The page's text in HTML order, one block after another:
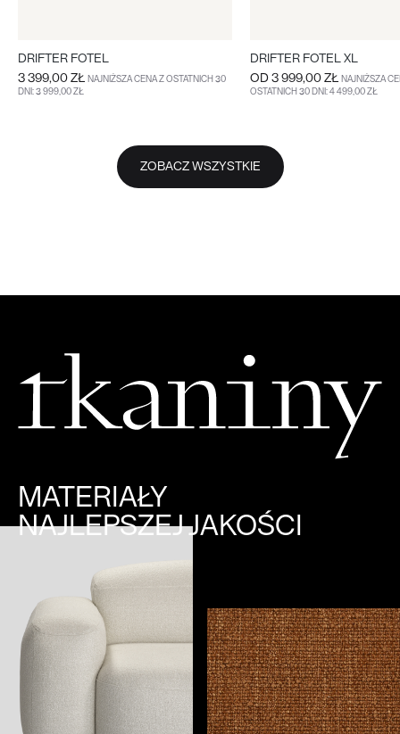
DRIFTER FOTEL
3 399,00 ZŁ NAJNIŻSZA CENA Z OSTATNICH 30
DNI: 3 999,00 ZŁ
DRIFTER FOTEL XL
OD 3 999,00 ZŁ NAJNIŻSZA
OSTATNICH 30 DNI: 4 499,00 ZŁ
ZOBACZ WSZYSTKIE
MATERIAŁY
NAJLEPSZEJ JAKOŚCI